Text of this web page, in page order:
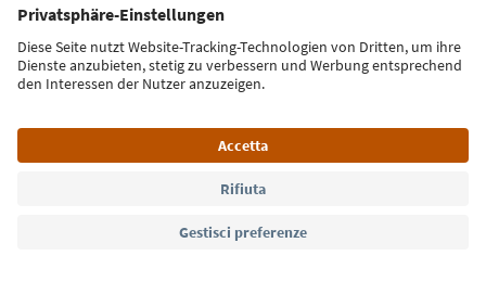
Iscriviti alla newsletter